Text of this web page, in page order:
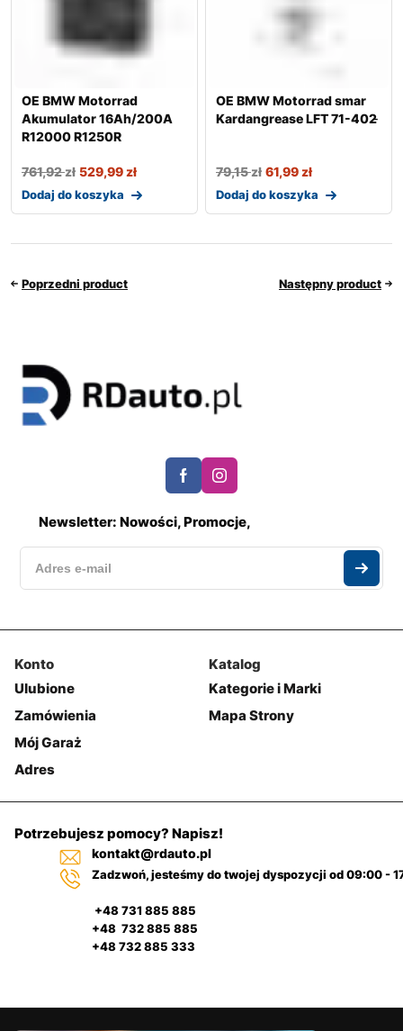
OE BMW Motorrad
Akumulator 16Ah/200A
R12000 R1250R
761,92zł 529,99zł
Dodaj do koszyka
OE BMW Motorrad smar
Kardangrease LFT 71-402 ̵
79,15zł 61,99zł
Dodaj do koszyka
Poprzedni product Następny product
Newsletter: Nowości, Promocje,
Konto
Ulubione
Zamówienia
Mój Garaż
Adres
Katalog
Kategorie i Marki
Mapa Strony
Potrzebujesz pomocy? Napisz!
kontakt@rdauto.pl
Zadzwoń, jesteśmy do twojej dyspozycji od 09:00 -
+48 731 885 885
+48 732 885 885
+48 732 885 333